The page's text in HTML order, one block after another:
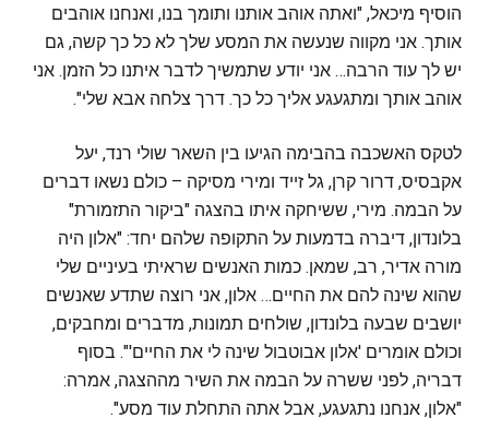
הוסיף מיכאל, "ואתה אוהב אותנו ותומך בנו, ואנחנו אוהבים
אותך. אני מקווה שנעשה את המסע שלך לא כל כך קשה, גם
יש לך עוד הרבה… אני יודע שתמשיך לדבר איתנו כל הזמן. אני
אוהב אותך ומתגעגע אליך כל כך. דרך צלחה אבא שלי".
לטקס האשכבה בהבימה הגיעו בין השאר שולי רנד, יעל
אקבסיס, דרור קרן, גל זייד ומירי מסיקה – כולם נשאו דברים
על הבמה. מירי, ששיחקה איתו בהצגה "ביקור התזמורת"
בלונדון, דיברה בדמעות על התקופה שלהם יחד: "אלון היה
מורה אדיר, רב, שמאן. כמות האנשים שראיתי בעיניים שלי
שהוא שינה להם את החיים… אלון, אני רוצה שתדע שאנשים
יושבים שבעה בלונדון, שולחים תמונות, מדברים ומחבקים,
וכולם אומרים 'אלון אבוטבול שינה לי את החיים'". בסוף
דבריה, לפני ששרה על הבמה את השיר מההצגה, אמרה:
"אלון, אנחנו נתגעגע, אבל אתה התחלת עוד מסע".